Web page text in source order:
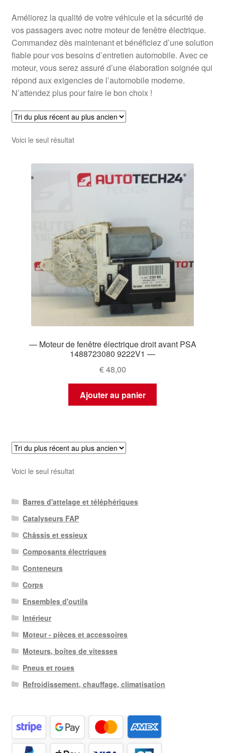
Améliorez la qualité de votre véhicule et la sécurité de
vos passagers avec notre moteur de fenêtre électrique.
Commandez dès maintenant et bénéficiez d’une solution
fiable pour vos besoins d’entretien automobile. Avec ce
moteur, vous serez assuré d’une élaboration soignée qui
répond aux exigencies de l’automobile moderne.
N’attendez plus pour faire le bon choix !
Voici le seul résultat
— Moteur de fenêtre électrique droit avant PSA
1488723080 9222V1 —
€48,00
Ajouter au panier
Voici le seul résultat
Barres d'attelage et téléphériques
Catalyseurs FAP
Châssis et essieux
Composants électriques
Conteneurs
Corps
Ensembles d'outils
Intérieur
Moteur - pièces et accessoires
Moteurs, boîtes de vitesses
Pneus et roues
Refroidissement, chauffage, climatisation